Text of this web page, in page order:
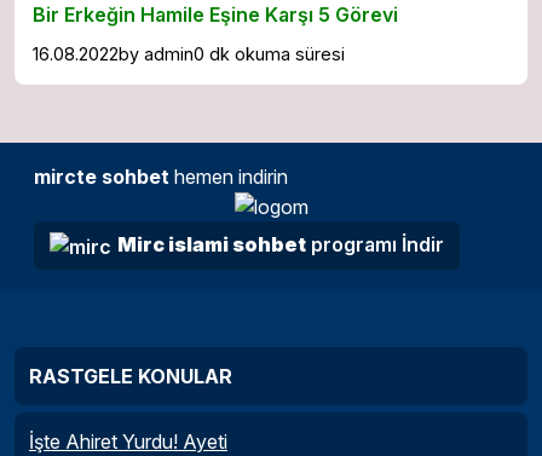
Bir Erkeğin Hamile Eşine Karşı 5 Görevi
16.08.2022by admin0 dk okuma süresi
mircte sohbet hemen indirin
Mirc islami sohbet programı İndir
RASTGELE KONULAR
İşte Ahiret Yurdu! Ayeti